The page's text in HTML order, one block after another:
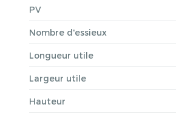
PV
Nombre d'essieux
Longueur utile
Largeur utile
Hauteur